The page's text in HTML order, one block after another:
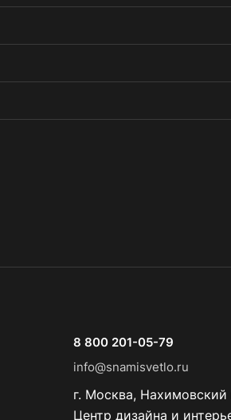
8 800 201-05-79
info@snamisvetlo.ru
г. Москва, Нахимовский
Центр дизайна и